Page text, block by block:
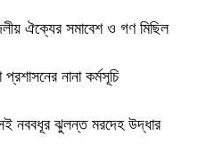
ঐক্যের সমাবেশ ও গণ মিছিল
নানা কর্মসূচি
নববধূর ঝুলন্ত মরদেহ উদ্ধার